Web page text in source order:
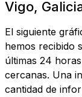
Vigo,
El siguiente
hemos recibido
últimas 24
cercanas. Una
cantidad de